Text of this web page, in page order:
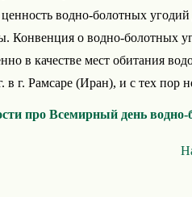
водно-болотных
Конвенция о водно-болотных
в качестве мест обитания
в г. Рамсаре (Иран), и с тех пор
про Всемирный день